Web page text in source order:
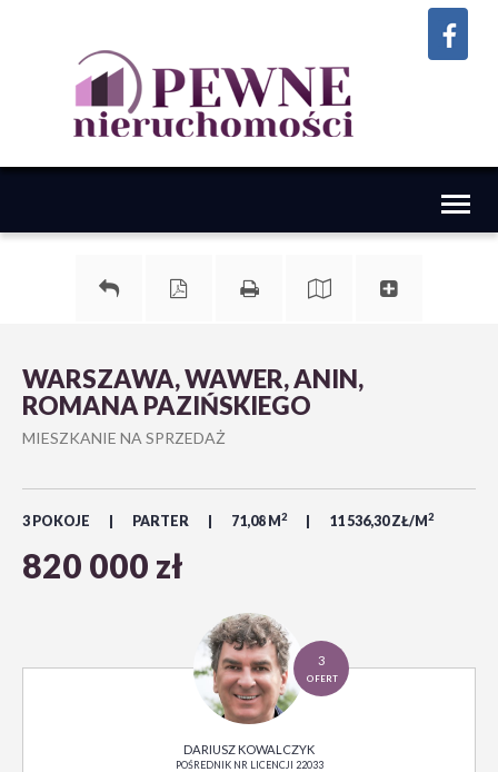
WARSZAWA, WAWER, ANIN,
ROMANA PAZIŃSKIEGO
MIESZKANIE NA SPRZEDAŻ
3 POKOJE PARTER 71,08 M 2 11 536,30 ZŁ/M 2
820 000 zł
3
OFERT
DARIUSZ KOWALCZYK
POŚREDNIK NR LICENCJI 22033